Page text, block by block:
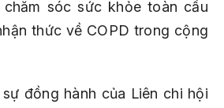
chăm sóc sức khỏe toàn cầu
thức về COPD trong cộng
đồng hành của Liên chi hội